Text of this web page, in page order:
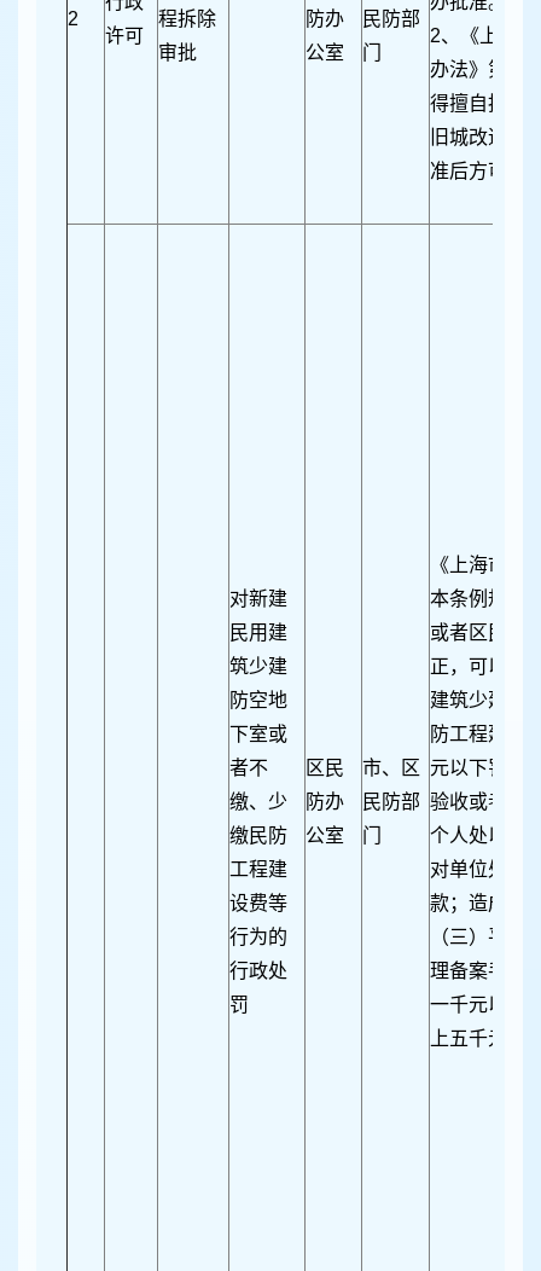
2
许可
程拆除
审批
防办
公室
民防部
门
2、《上海
办法》第十
得擅自拆除
旧城改造等
准后方可拆
对新建
民用建
筑少建
防空地
下室或
者不
缴、少
缴民防
工程建
设费等
行为的
行政处
罚
区民
防办
公室
市、区
民防部
门
《上海市民
本条例规定
或者区民防
正，可以并
建筑少建防
防工程建设
元以下罚款
验收或者验
个人处以一
对单位处以
款；造成损
（三）平时
理备案手续
一千元以下
上五千元以